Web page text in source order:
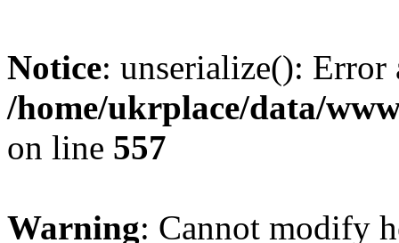
Notice: unserialize():
/home/ukrplace/data/
on line 557
Warning: Cannot modify